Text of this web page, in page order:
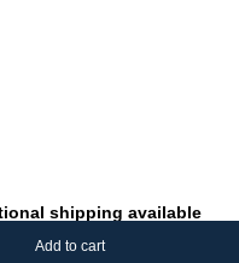
shipping available
Add to cart